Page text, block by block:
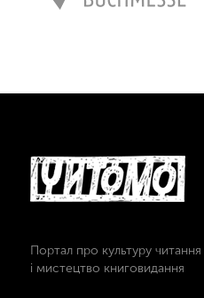
Портал про культуру читання
і мистецтво книговидання